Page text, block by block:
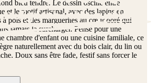
bleu tendre. Le dessin oscille entre
et le motif artisanal, avec des lapins en
à pois et des marguerites au cœur doré qui
jamais la surcharger. Pensé pour une
chambre d'enfant ou une cuisine familiale, ce
naturellement avec du bois clair, du lin ou
Doux sans être fade, festif sans forcer le